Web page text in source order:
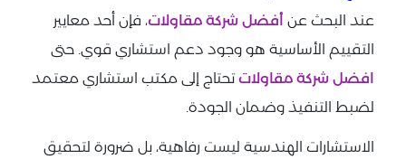
عند البحث عن أفضل شركة مقاولات، فإن أحد معايير
التقييم الأساسية هو وجود دعم استشاري قوي. حتى
افضل شركة مقاولاتتحتاج إلى مكتب استشاري معتمد
لضبط التنفيذ وضمان الجودة.
الاستشارات الهندسية ليست رفاهية، بل ضرورة لتحقيق